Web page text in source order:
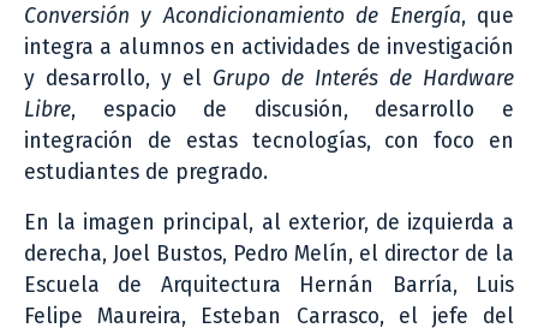
Conversión y Acondicionamiento de Energía, que
integra a alumnos en actividades de investigación
y desarrollo, y el Grupo de Interés de Hardware
Libre, espacio de discusión, desarrollo e
integración de estas tecnologías, con foco en
estudiantes de pregrado.
En la imagen principal, al exterior, de izquierda a
derecha, Joel Bustos, Pedro Melín, el director de la
Escuela de Arquitectura Hernán Barría, Luis
Felipe Maureira, Esteban Carrasco, el jefe del